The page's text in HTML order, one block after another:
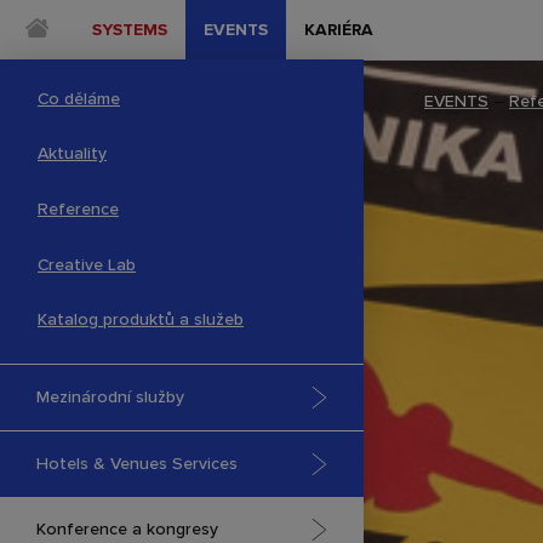
SYSTEMS EVENTS
Co děláme
Aktuality
Reference
Creative Lab
Katalog produktů a služeb
Mezinárodní služby
Hotels & Venues Services
Konference a kongresy
KARIÉRA
EVENTS–